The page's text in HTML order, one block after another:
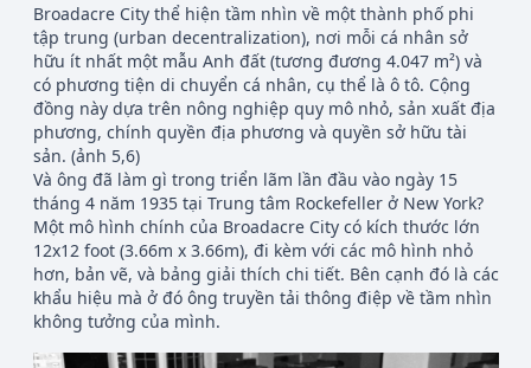
Broadacre City thể hiện tầm nhìn về một thành phố phi
tập trung (urban decentralization), nơi mỗi cá nhân sở
hữu ít nhất một mẫu Anh đất (tương đương 4.047 m²) và
có phương tiện di chuyển cá nhân, cụ thể là ô tô. Cộng
đồng này dựa trên nông nghiệp quy mô nhỏ, sản xuất địa
phương, chính quyền địa phương và quyền sở hữu tài
sản. (ảnh 5,6)
Và ông đã làm gì trong triển lãm lần đầu vào ngày 15
tháng 4 năm 1935 tại Trung tâm Rockefeller ở New York?
Một mô hình chính của Broadacre City có kích thước lớn
12x12 foot (3.66m x 3.66m), đi kèm với các mô hình nhỏ
hơn, bản vẽ, và bảng giải thích chi tiết. Bên cạnh đó là các
khẩu hiệu mà ở đó ông truyền tải thông điệp về tầm nhìn
không tưởng của mình.